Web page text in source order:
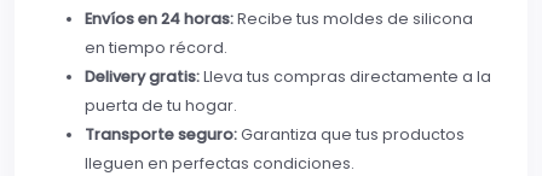
Envíos en 24 horas:Recibe tus moldes de silicona
en tiempo récord.
Delivery gratis:Lleva tus compras directamente a la
puerta de tu hogar.
Transporte seguro:Garantiza que tus productos
lleguen en perfectas condiciones.